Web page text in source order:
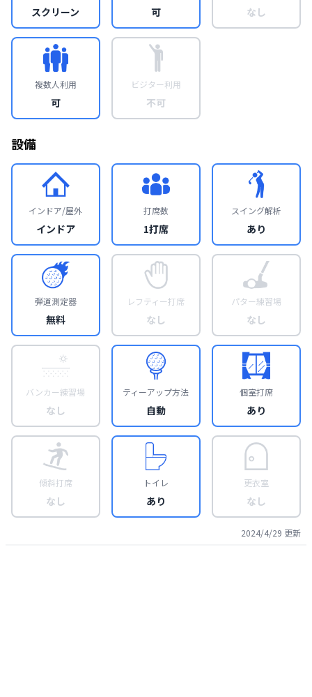
スクリーン 可 なし
複数人利用
可
ビジター利用
不可
設備
インドア/屋外
インドア
打席数
1打席
スイング解析
あり
弾道測定器
無料
レフティー打席
なし
パター練習場
なし
バンカー練習場
なし
ティーアップ方法
自動
個室打席
あり
傾斜打席
なし
トイレ
あり
更衣室
なし
2024/4/29 更新